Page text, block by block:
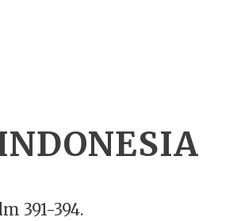
391-394.